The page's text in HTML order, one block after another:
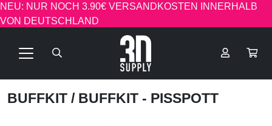
NEU: NUR NOCH 3.90€ VERSANDKOSTEN INNERHALB
VON DEUTSCHLAND
BUFFKIT / BUFFKIT - PISSPOTT